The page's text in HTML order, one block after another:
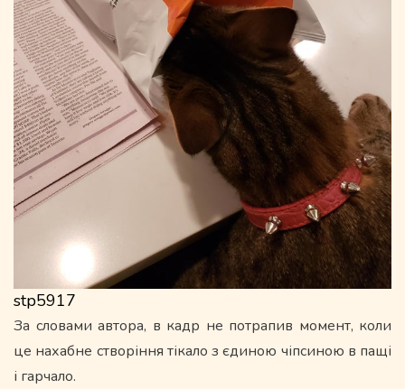
stp5917
За словами автора, в кадр не потрапив момент, коли
це нахабне створіння тікало з єдиною чіпсиною в пащі
і гарчало.